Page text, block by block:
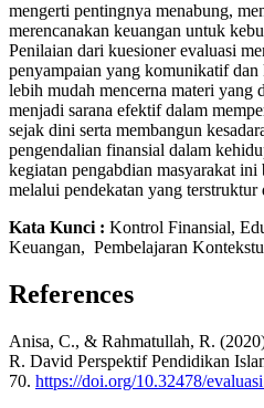
mengerti pentingnya menabung,
merencanakan keuangan untuk
Penilaian dari kuesioner evaluasi
penyampaian yang komunikatif dan
lebih mudah mencerna materi yang
menjadi sarana efektif dalam
sejak dini serta membangun
pengendalian finansial dalam
kegiatan pengabdian masyarakat
melalui pendekatan yang terstruktur
Kata Kunci : Kontrol Finansial,
Keuangan, Pembelajaran
References
Anisa, C., & Rahmatullah, R.
R. David Perspektif Pendidikan
70. https://doi.org/10.32478/